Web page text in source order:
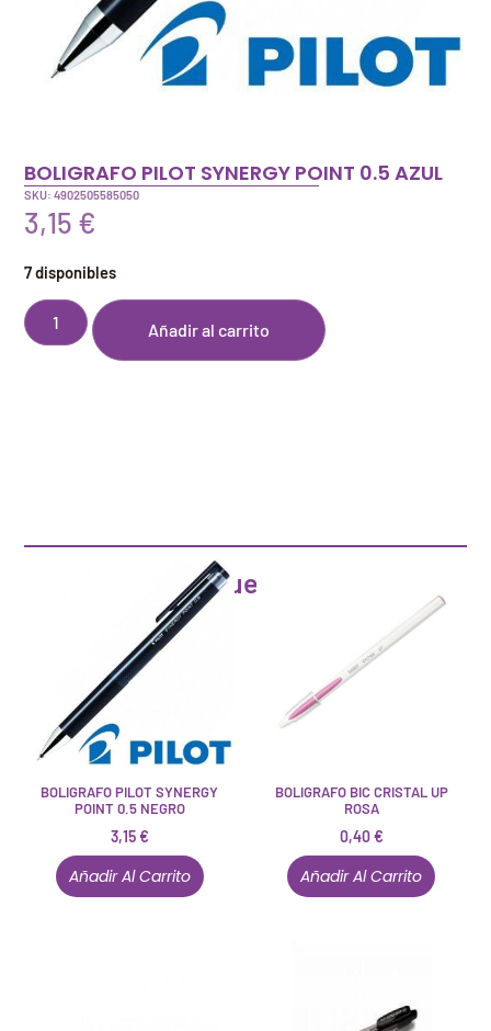
BOLIGRAFO PILOT SYNERGY POINT 0.5 AZUL
SKU: 4902505585050
3,15 €
7 disponibles
Añadir al carrito
Artículos que pueden interesarte
BOLIGRAFO PILOT SYNERGY
POINT 0.5 NEGRO
3,15€
Añadir Al Carrito
BOLIGRAFO BIC CRISTAL UP
ROSA
0,40€
Añadir Al Carrito